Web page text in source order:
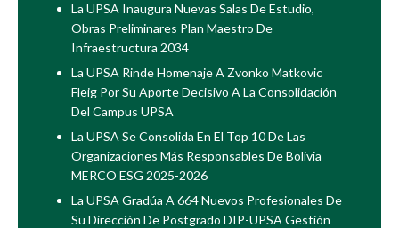
La UPSA Inaugura Nuevas Salas De Estudio,
Obras Preliminares Plan Maestro De
Infraestructura 2034
La UPSA Rinde Homenaje A Zvonko Matkovic
Fleig Por Su Aporte Decisivo A La Consolidación
Del Campus UPSA
La UPSA Se Consolida En El Top 10 De Las
Organizaciones Más Responsables De Bolivia
MERCO ESG 2025-2026
La UPSA Gradúa A 664 Nuevos Profesionales De
Su Dirección De Postgrado DIP-UPSA Gestión